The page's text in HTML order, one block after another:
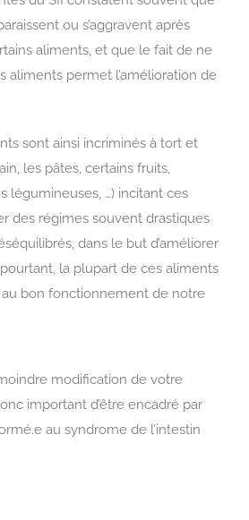
ou s’aggravent après
aliments, et que le fait de ne
aliments permet l’amélioration de
sont ainsi incriminés à tort et
les pâtes, certains fruits,
légumineuses, …) incitant ces
des régimes souvent drastiques
dans le but d’améliorer
la plupart de ces aliments
bon fonctionnement de notre
modification de votre
important d’être encadré par
au syndrome de l’intestin